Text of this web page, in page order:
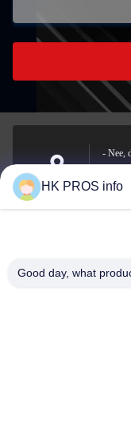
Adres
- Nee,
provincie
E-mail
HK PROS info
Good day, what